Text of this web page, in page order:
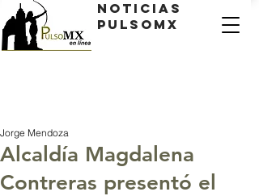
Noticias
PulsoMX
Alcaldía Magdalena
Contreras presentó el
Jorge Mendoza